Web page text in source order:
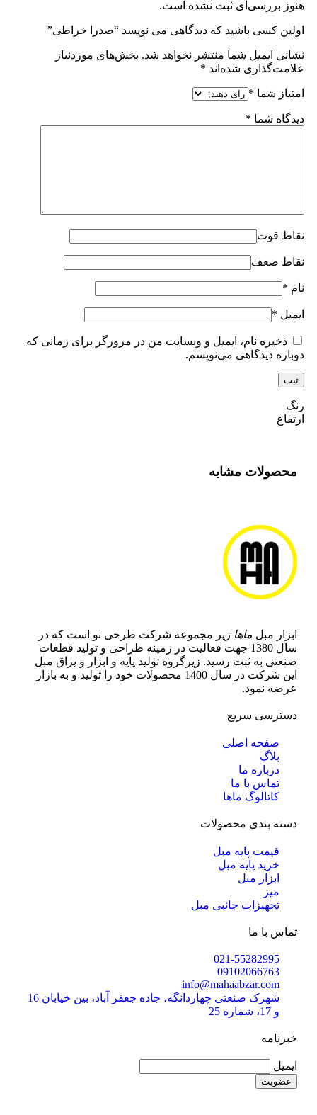
هنوز بررسی‌ای ثبت نشده است.
اولین کسی باشید که دیدگاهی می نویسد “صدرا خراطی”
نشانی ایمیل شما منتشر نخواهد شد. بخش‌های موردنیاز
علامت‌گذاری شده‌اند *
امتیاز شما *
دیدگاه شما *
نقاط قوت
نقاط ضعف
نام *
ایمیل *
ذخیره نام، ایمیل و وبسایت من در مرورگر برای زمانی که
دوباره دیدگاهی می‌نویسم.
رنگ
ارتفاغ
محصولات مشابه
ابزار مبل ماها زیر مجموعه شرکت طرحی نو است که در
سال 1380 جهت فعالیت در زمینه طراحی و تولید قطعات
صنعتی به ثبت رسید. زیرگروه تولید پایه و ابزار و یراق مبل
این شرکت در سال 1400 محصولات خود را تولید و به بازار
عرضه نمود.
دسترسی سریع
صفحه اصلی
بلاگ
درباره ما
تماس با ما
کاتالوگ ماها
دسته بندی محصولات
قیمت پایه مبل
خرید پایه مبل
ابزار مبل
میز
تجهیزات جانبی مبل
تماس با ما
021-55282995
09102066763
info@mahaabzar.com
شهرک صنعتی چهاردانگه، جاده جعفر آباد، بین خیابان 16
و 17، شماره 25
خبرنامه
ایمیل